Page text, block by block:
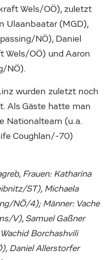
Wels/OÖ), zuletzt
Ulaanbaatar (MGD),
NÖ), Daniel
OÖ) und Aaron
NÖ).
wurden zuletzt noch
Als Gäste hatte man
Nationalteam (u.a.
Coughlan/-70)
Frauen: Katharina
ST), Michaela
NÖ/4); Männer: Vache
V), Samuel Gaßner
Borchashvili
Daniel Allerstorfer